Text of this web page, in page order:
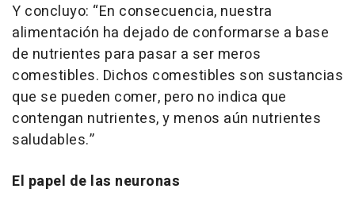
Y concluyo: “En consecuencia, nuestra
alimentación ha dejado de conformarse a base
de nutrientes para pasar a ser meros
comestibles. Dichos comestibles son sustancias
que se pueden comer, pero no indica que
contengan nutrientes, y menos aún nutrientes
saludables.”
El papel de las neuronas